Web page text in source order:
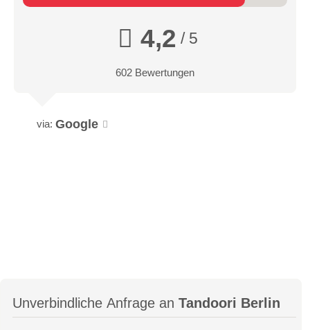
4,2 / 5
602 Bewertungen
via: Google
Unverbindliche Anfrage an Tandoori Berlin